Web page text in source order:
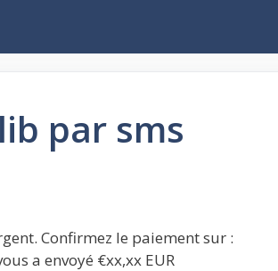
par sms
Confirmez le paiement sur :
a envoyé €xx,xx EUR